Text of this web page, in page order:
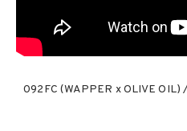
092FC (WAPPER x OLIVE OIL)